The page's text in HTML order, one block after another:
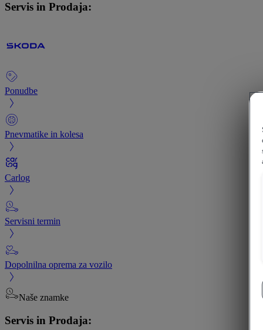
Servis in Prodaja:
Ponudbe
Pnevmatike in kolesa
Carlog
Servisni termin
Dopolnilna oprema za vozilo
Naše znamke
Servis in Prodaja: